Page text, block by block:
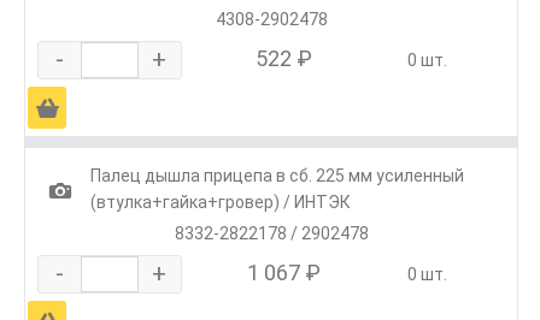
4308-2902478
- + 522 ₽ 0 шт.
Ä
1
Палец дышла прицепа в сб. 225 мм усиленный
(втулка+гайка+гровер) / ИНТЭК
8332-2822178 / 2902478
- + 1 067 ₽ 0 шт.